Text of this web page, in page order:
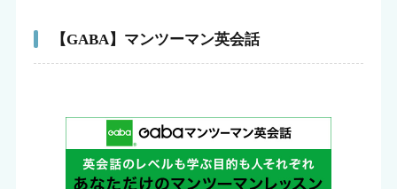
【GABA】マンツーマン英会話